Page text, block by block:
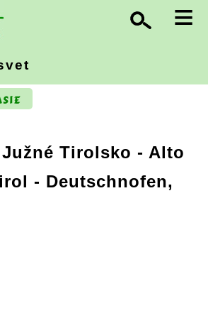
≡
Južné Tirolsko - Alto
- Deutschnofen,